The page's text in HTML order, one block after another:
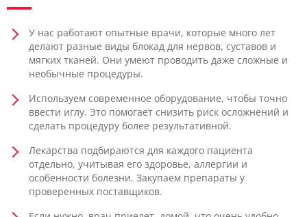
У нас работают опытные врачи, которые много лет
делают разные виды блокад для нервов, суставов и
мягких тканей. Они умеют проводить даже сложные и
необычные процедуры.
Используем современное оборудование, чтобы точно
ввести иглу. Это помогает снизить риск осложнений и
сделать процедуру более результативной.
Лекарства подбираются для каждого пациента
отдельно, учитывая его здоровье, аллергии и
особенности болезни. Закупаем препараты у
проверенных поставщиков.